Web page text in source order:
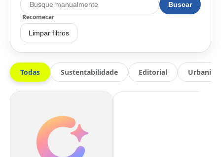
Buscar
Recomecar
Limpar filtros
Todas Sustentabilidade Editorial